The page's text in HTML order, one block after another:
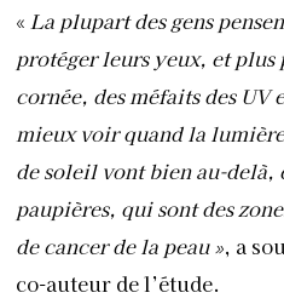
« La plupart des gens
protéger leurs yeux, et
cornée, des méfaits des UV
mieux voir quand la
de soleil vont bien au-delà,
paupières, qui sont des
de cancer de la peau », a
co-auteur de l’étude.